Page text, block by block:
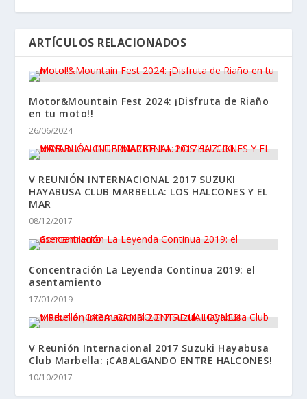
ARTÍCULOS RELACIONADOS
Motor&Mountain Fest 2024: ¡Disfruta de Riaño
en tu moto!!
26/06/2024
V REUNIÓN INTERNACIONAL 2017 SUZUKI
HAYABUSA CLUB MARBELLA: LOS HALCONES Y EL
MAR
08/12/2017
Concentración La Leyenda Continua 2019: el
asentamiento
17/01/2019
V Reunión Internacional 2017 Suzuki Hayabusa
Club Marbella: ¡CABALGANDO ENTRE HALCONES!
10/10/2017